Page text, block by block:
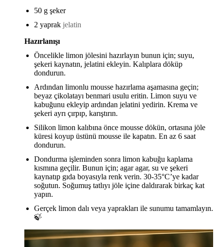
50 g şeker
2 yaprak jelatin
Hazırlanışı
Öncelikle limon jölesini hazırlayın bunun için; suyu,
şekeri kaynatın, jelatini ekleyin. Kalıplara döküp
dondurun.
Ardından limonlu mousse hazırlama aşamasına geçin;
beyaz çikolatayı benmari usulu eritin. Limon suyu ve
kabuğunu ekleyip ardından jelatini yedirin. Krema ve
şekeri ayrı çırpıp, karıştırın.
Silikon limon kalıbına önce mousse dökün, ortasına jöle
küresi koyup üstünü mousse ile kapatın. En az 6 saat
dondurun.
Dondurma işleminden sonra limon kabuğu kaplama
kısmına geçilir. Bunun için; agar agar, su ve şekeri
kaynatıp gıda boyasıyla renk verin. 30-35°C’ye kadar
soğutun. Soğumuş tatlıyı jöle içine daldırarak birkaç kat
yapın.
Gerçek limon dalı veya yaprakları ile sunumu tamamlayın.
🍃